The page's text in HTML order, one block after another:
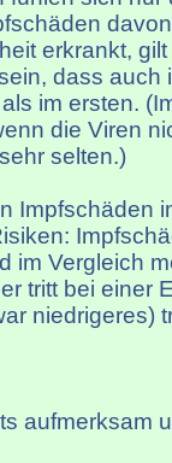
erkrankt,
dass auch
im ersten.
die Viren
selten.)
Impfschäden
im Vergleich
tritt bei einer
niedrigeres)
aufmerksam